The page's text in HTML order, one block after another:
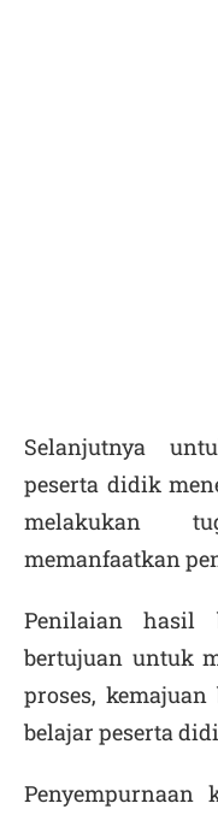
Selanjutnya
peserta didik
melakukan
memanfaatkan
Penilaian hasil
bertujuan untuk
proses,
belajar peserta